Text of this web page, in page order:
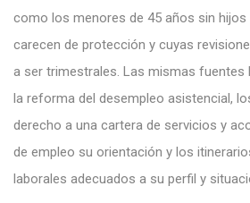
como los menores de 45 años sin hijos
carecen de protección y cuyas
a ser trimestrales. Las mismas fuentes
la reforma del desempleo asistencial,
derecho a una cartera de servicios y
de empleo su orientación y los
laborales adecuados a su perfil y